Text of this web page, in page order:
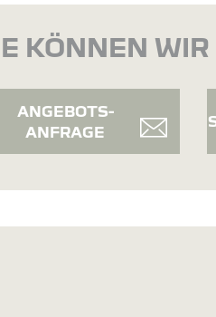
KÖNNEN
ANGEBOTS-
ANFRAGE